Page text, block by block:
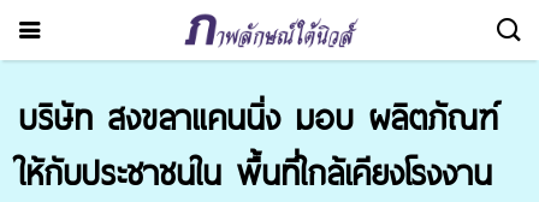
บริษัท สงขลาแคนนิ่ง มอบ ผลิตภัณฑ์
ให้กับประชาชนใน พื้นที่ใกล้เคียงโรงงาน